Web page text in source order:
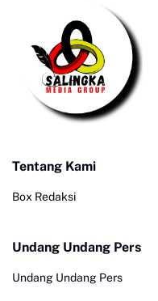
Tentang Kami
Box Redaksi
Undang Undang Pers
Undang Undang Pers